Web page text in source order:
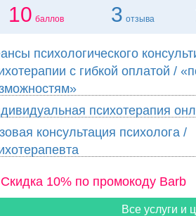
10 баллов 3 отзыва
психологического
с гибкой оплатой /
психотерапия
консультация психолога /
10% по промокоду Barb
Все услуги и